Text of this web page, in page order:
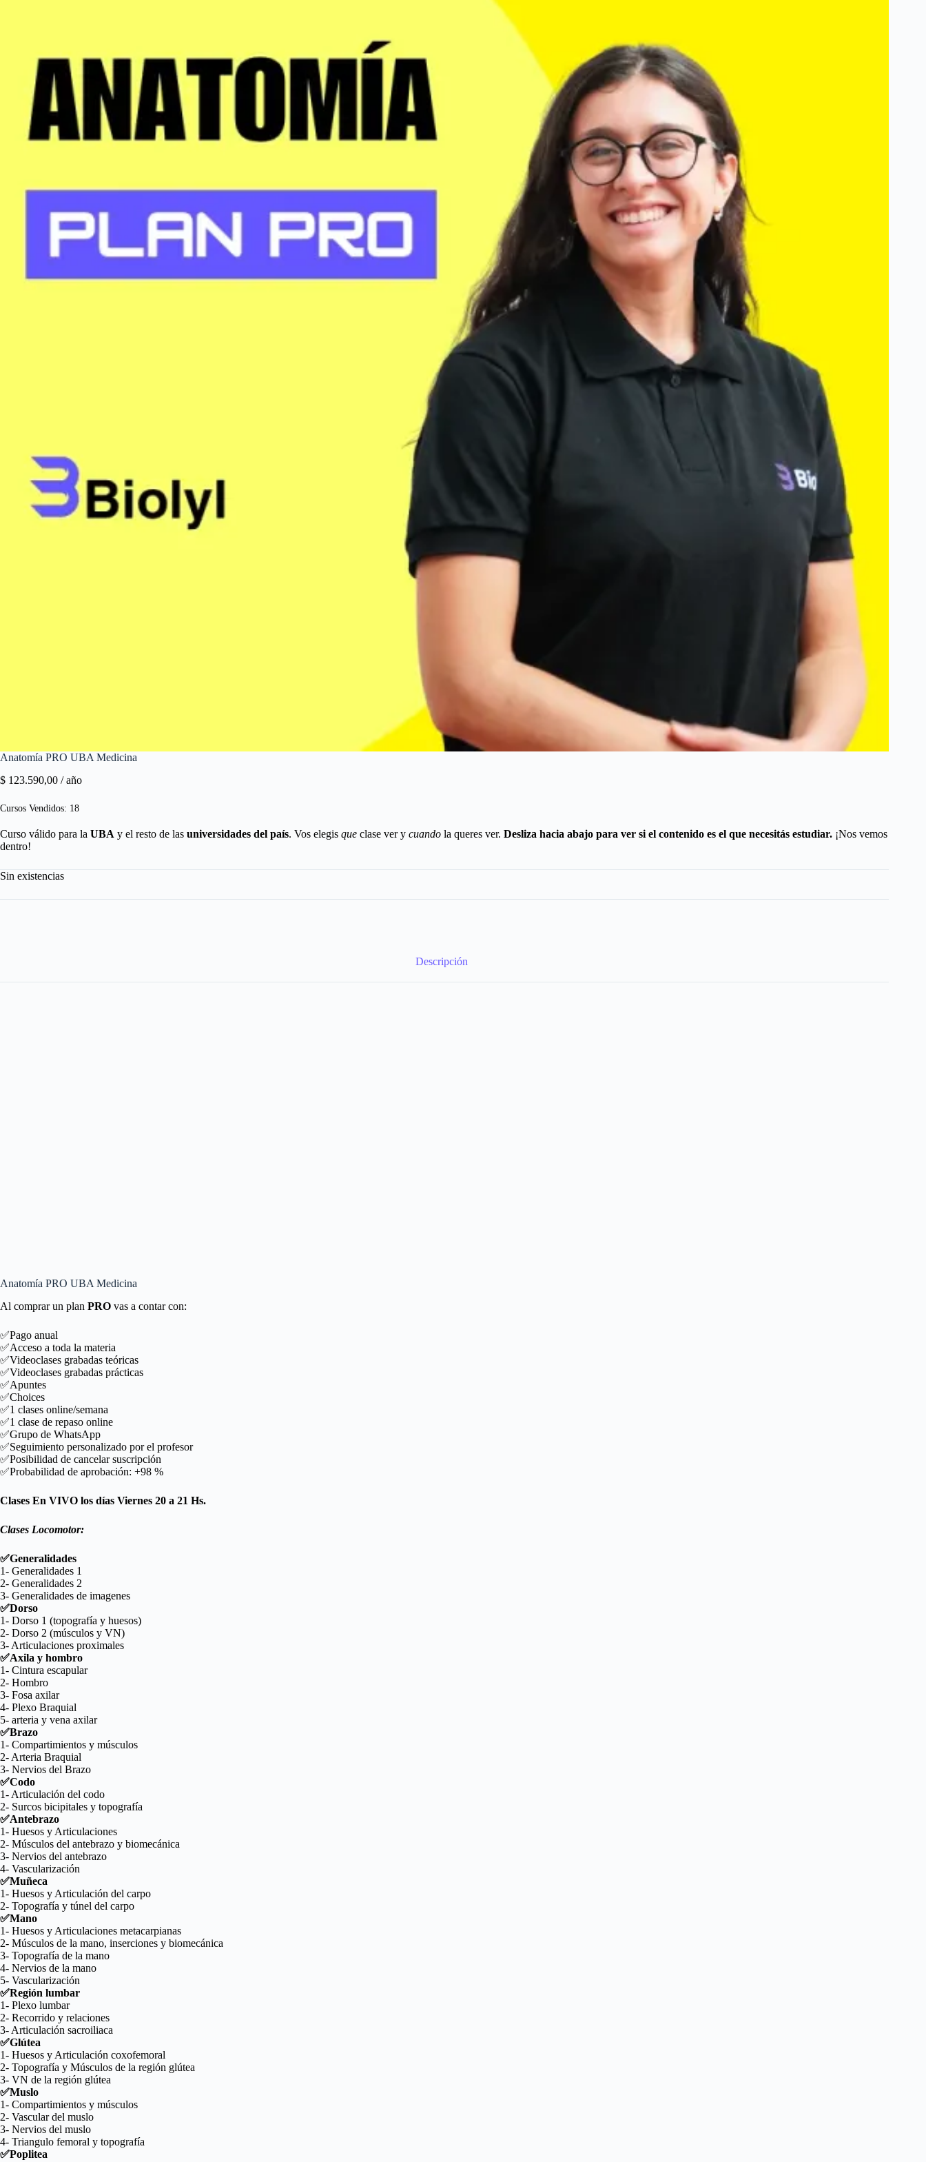
Anatomía PRO UBA Medicina
$ 123.590,00 / año
Cursos Vendidos: 18
Curso válido para la UBA y el resto de las universidades del país. Vos elegis que clase ver y cuando la queres ver. Desliza hacia abajo para ver si el contenido es el que necesitás estudiar. ¡Nos vemos
dentro!
Sin existencias
Descripción
Anatomía PRO UBA Medicina
Al comprar un plan PRO vas a contar con:
✅Pago anual
✅Acceso a toda la materia
✅Videoclases grabadas teóricas
✅Videoclases grabadas prácticas
✅Apuntes
✅Choices
✅1 clases online/semana
✅1 clase de repaso online
✅Grupo de WhatsApp
✅Seguimiento personalizado por el profesor
✅Posibilidad de cancelar suscripción
✅Probabilidad de aprobación: +98 %
Clases En VIVO los días Viernes 20 a 21 Hs.
Clases Locomotor:
✅Generalidades
1- Generalidades 1
2- Generalidades 2
3- Generalidades de imagenes
✅Dorso
1- Dorso 1 (topografía y huesos)
2- Dorso 2 (músculos y VN)
3- Articulaciones proximales
✅Axila y hombro
1- Cintura escapular
2- Hombro
3- Fosa axilar
4- Plexo Braquial
5- arteria y vena axilar
✅Brazo
1- Compartimientos y músculos
2- Arteria Braquial
3- Nervios del Brazo
✅Codo
1- Articulación del codo
2- Surcos bicipitales y topografía
✅Antebrazo
1- Huesos y Articulaciones
2- Músculos del antebrazo y biomecánica
3- Nervios del antebrazo
4- Vascularización
✅Muñeca
1- Huesos y Articulación del carpo
2- Topografía y túnel del carpo
✅Mano
1- Huesos y Articulaciones metacarpianas
2- Músculos de la mano, inserciones y biomecánica
3- Topografía de la mano
4- Nervios de la mano
5- Vascularización
✅Región lumbar
1- Plexo lumbar
2- Recorrido y relaciones
3- Articulación sacroiliaca
✅Glútea
1- Huesos y Articulación coxofemoral
2- Topografía y Músculos de la región glútea
3- VN de la región glútea
✅Muslo
1- Compartimientos y músculos
2- Vascular del muslo
3- Nervios del muslo
4- Triangulo femoral y topografía
✅Poplitea